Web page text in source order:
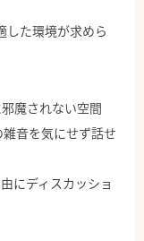
した環境が求めら
魔されない空間
雑音を気にせず話せ
にディスカッショ